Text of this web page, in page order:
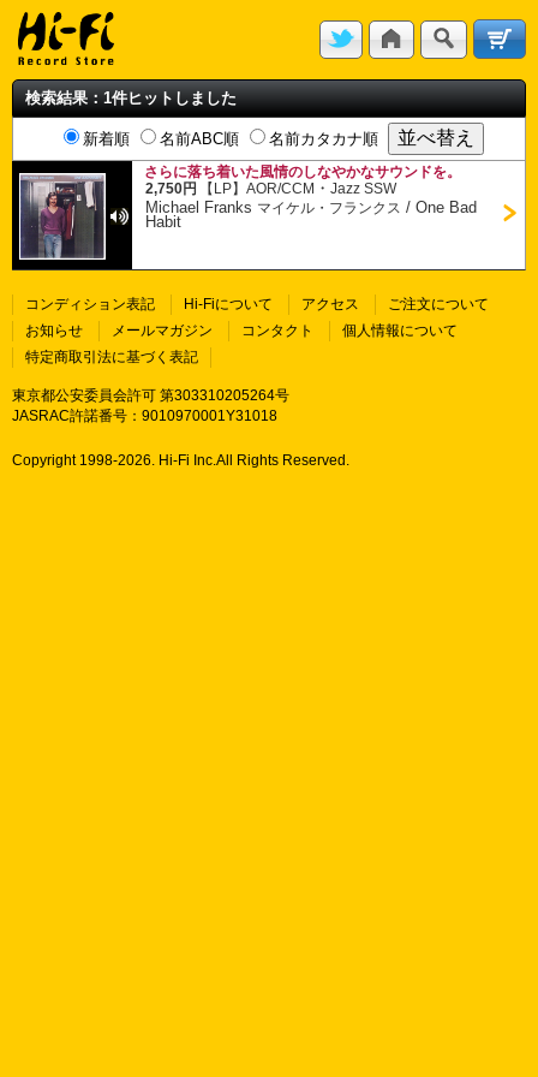
検索結果：1件ヒットしました
新着順 名前ABC順 名前カタカナ順
さらに落ち着いた風情のしなやかなサウンドを。
2,750円
【LP】AOR/CCM ・Jazz SSW
Michael Franks マイケル・フランクス /One Bad
Habit
コンディション表記 Hi-Fiについて アクセス
ご注文について
お知らせ
メールマガジン コンタクト
個人情報について
特定商取引法に基づく表記
東京都公安委員会許可 第303310205264号
JASRAC許諾番号：9010970001Y31018
Copyright 1998-2026. Hi-Fi Inc.All Rights Reserved.